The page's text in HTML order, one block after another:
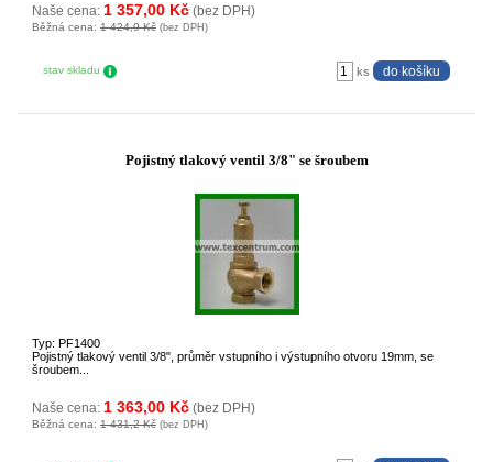
Naše cena: 1 357,00 Kč (bez DPH)
Běžná cena: 1 424,9 Kč (bez DPH)
stav skladu ks
Pojistný tlakový ventil 3/8" se šroubem
Typ: PF1400
Pojistný tlakový ventil 3/8", průměr vstupního i výstupního otvoru 19mm, se
šroubem...
Naše cena: 1 363,00 Kč (bez DPH)
Běžná cena: 1 431,2 Kč (bez DPH)